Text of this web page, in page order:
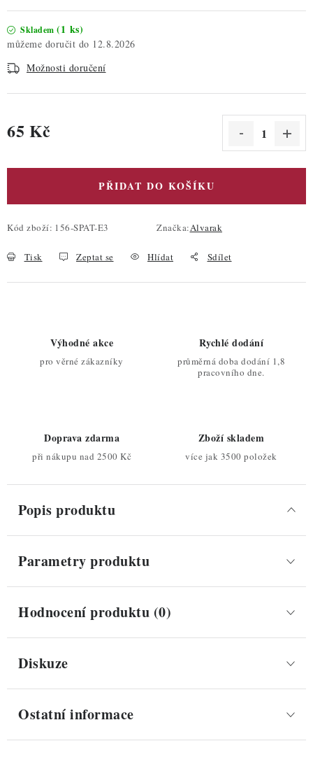
Skladem (1 ks)
12.8.2026
Možnosti doručení
65 Kč
PŘIDAT DO KOŠÍKU
Kód zboží: 156-SPAT-E3 Značka:Alvarak
Tisk Zeptat se Hlídat Sdílet
Výhodné akce
pro věrné zákazníky
Rychlé dodání
průměrná doba dodání 1,8
pracovního dne.
Doprava zdarma
při nákupu nad 2500 Kč
Zboží skladem
více jak 3500 položek
Popis produktu
Parametry produktu
Hodnocení produktu (0)
Diskuze
Ostatní informace